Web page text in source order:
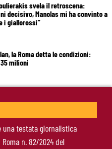
svela il retroscena:
decisivo, Manolas mi ha convinto a
i giallorossi”
la Roma detta le condizioni:
milioni
Roma, impatto immediato: gol e
una testata giornalistica
n. 82/2024 del